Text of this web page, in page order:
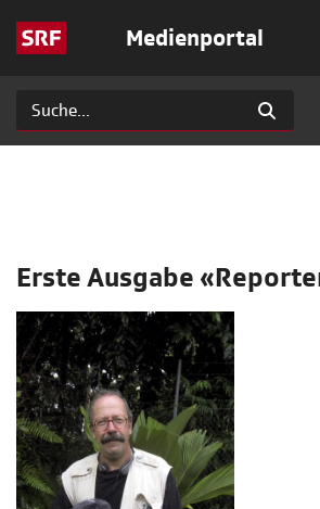
Medienportal
Erste Ausgabe